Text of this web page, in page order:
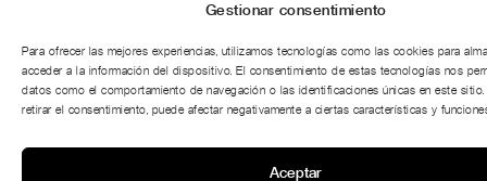
Gestionar consentimiento
Para ofrecer las mejores experiencias, utilizamos tecnologías como las cookies para
acceder a la información del dispositivo. El consentimiento de estas tecnologías nos
datos como el comportamiento de navegación o las identificaciones únicas en este
retirar el consentimiento, puede afectar negativamente a ciertas características y
Aceptar